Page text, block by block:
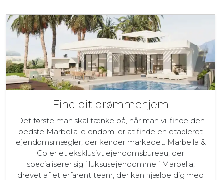
Find dit drømmehjem
Det første man skal tænke på, når man vil finde den
bedste Marbella-ejendom, er at finde en etableret
ejendomsmægler, der kender markedet. Marbella &
Co er et eksklusivt ejendomsbureau, der
specialiserer sig i luksusejendomme i Marbella,
drevet af et erfarent team, der kan hjælpe dig med